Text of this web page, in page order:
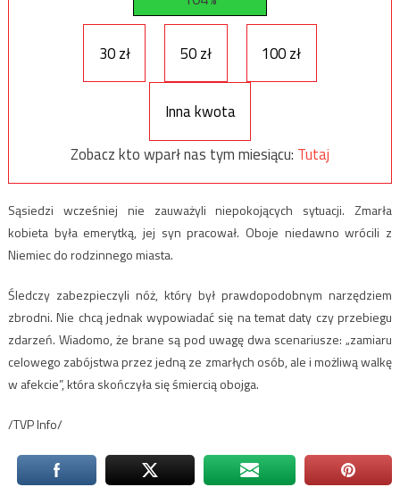
30 zł 50 zł 100 zł
Inna kwota
Zobacz kto wparł nas tym miesiącu: Tutaj
Sąsiedzi wcześniej nie zauważyli niepokojących sytuacji. Zmarła
kobieta była emerytką, jej syn pracował. Oboje niedawno wrócili z
Niemiec do rodzinnego miasta.
Śledczy zabezpieczyli nóż, który był prawdopodobnym narzędziem
zbrodni. Nie chcą jednak wypowiadać się na temat daty czy przebiegu
zdarzeń. Wiadomo, że brane są pod uwagę dwa scenariusze: „zamiaru
celowego zabójstwa przez jedną ze zmarłych osób, ale i możliwą walkę
w afekcie”, która skończyła się śmiercią obojga.
/TVP Info/